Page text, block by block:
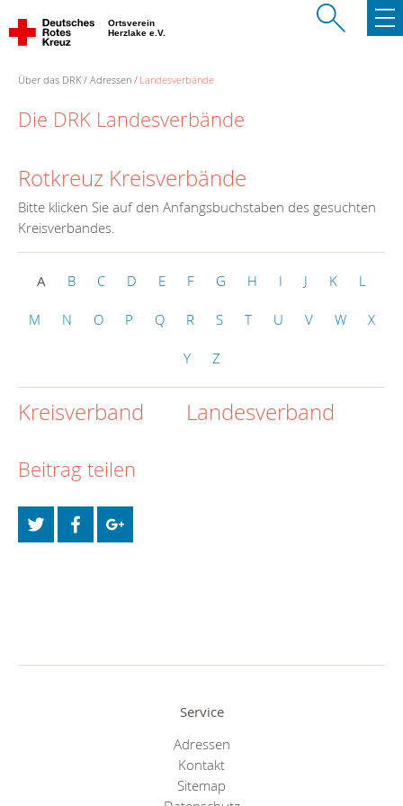
Ortsverein
Herzlake e.V.
Über das DRK Adressen Landesverbände
Die DRK Landesverbände
Rotkreuz Kreisverbände
Bitte klicken Sie auf den Anfangsbuchstaben des gesuchten
Kreisverbandes.
A B C D E F G H I J K L
M N O P Q R S T U V W X
Y Z
Kreisverband Landesverband
Beitrag teilen
Service
Adressen
Kontakt
Sitemap